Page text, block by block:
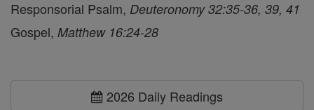
Responsorial Psalm, Deuteronomy 32:35-36, 39, 41
Gospel, Matthew 16:24-28
2026 Daily Readings